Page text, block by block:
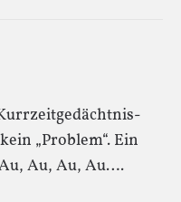
„Problem“. Ein
Au, Au, Au….